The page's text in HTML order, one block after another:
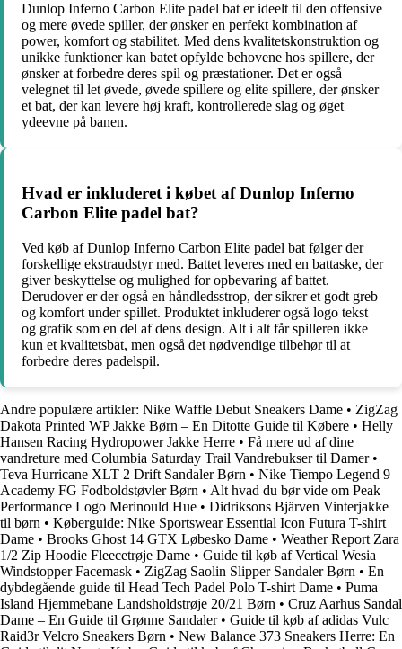
Dunlop Inferno Carbon Elite padel bat er ideelt til den offensive
og mere øvede spiller, der ønsker en perfekt kombination af
power, komfort og stabilitet. Med dens kvalitetskonstruktion og
unikke funktioner kan batet opfylde behovene hos spillere, der
ønsker at forbedre deres spil og præstationer. Det er også
velegnet til let øvede, øvede spillere og elite spillere, der ønsker
et bat, der kan levere høj kraft, kontrollerede slag og øget
ydeevne på banen.
Hvad er inkluderet i købet af Dunlop Inferno
Carbon Elite padel bat?
Ved køb af Dunlop Inferno Carbon Elite padel bat følger der
forskellige ekstraudstyr med. Battet leveres med en battaske, der
giver beskyttelse og mulighed for opbevaring af battet.
Derudover er der også en håndledsstrop, der sikrer et godt greb
og komfort under spillet. Produktet inkluderer også logo tekst
og grafik som en del af dens design. Alt i alt får spilleren ikke
kun et kvalitetsbat, men også det nødvendige tilbehør til at
forbedre deres padelspil.
Andre populære artikler: Nike Waffle Debut Sneakers Dame • ZigZag
Dakota Printed WP Jakke Børn – En Ditotte Guide til Købere • Helly
Hansen Racing Hydropower Jakke Herre • Få mere ud af dine
vandreture med Columbia Saturday Trail Vandrebukser til Damer•
Teva Hurricane XLT 2 Drift Sandaler Børn • Nike Tiempo Legend 9
Academy FG Fodboldstøvler Børn • Alt hvad du bør vide om Peak
Performance Logo Merinould Hue • Didriksons Bjärven Vinterjakke
til børn • Køberguide: Nike Sportswear Essential Icon Futura T-shirt
Dame • Brooks Ghost 14 GTX Løbesko Dame • Weather Report Zara
1/2 Zip Hoodie Fleecetrøje Dame • Guide til køb af Vertical Wesia
Windstopper Facemask • ZigZag Saolin Slipper Sandaler Børn • En
dybdegående guide til Head Tech Padel Polo T-shirt Dame • Puma
Island Hjemmebane Landsholdstrøje 20/21 Børn • Cruz Aarhus Sandal
Dame – En Guide til Grønne Sandaler• Guide til køb af adidas Vulc
Raid3r Velcro Sneakers Børn • New Balance 373 Sneakers Herre: En